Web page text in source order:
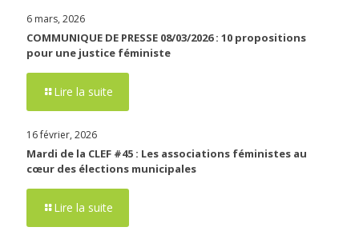
6 mars, 2026
COMMUNIQUE DE PRESSE 08/03/2026 : 10 propositions
pour une justice féministe
Lire la suite
16 février, 2026
Mardi de la CLEF #45 : Les associations féministes au
cœur des élections municipales
Lire la suite